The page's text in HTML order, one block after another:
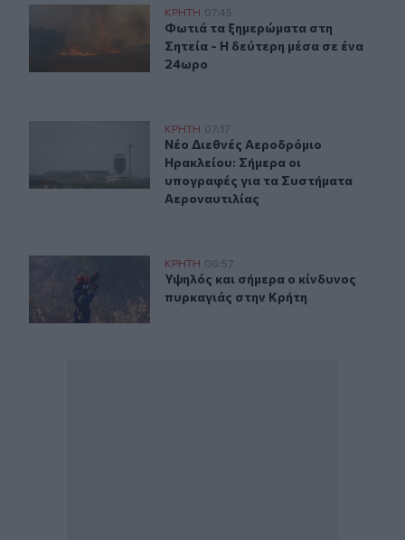
Λασίθι: Φωτιά τα ξημερώματα στη Σητεία - Η δεύτερη
ΚΡΗΤΗ 07:45
Φωτιά τα ξημερώματα στη Σητεία
Φωτιά τα ξημερώματα στη
Σητεία - Η δεύτερη μέσα σε ένα
24ωρο
Νέο Διεθνές Αεροδρόμιο Ηρακλείου: Σήμερα οι
ΚΡΗΤΗ 07:17
Νέο Διεθνές Αεροδρόμιο
Νέο Διεθνές Αεροδρόμιο
Ηρακλείου: Σήμερα οι
υπογραφές για τα Συστήματα
Αεροναυτιλίας
Υψηλός και σήμερα ο κίνδυνος πυρκαγιάς στην Κρήτη
ΚΡΗΤΗ 06:57
Υψηλός και σήμερα ο κίνδυνος
Υψηλός και σήμερα ο κίνδυνος
πυρκαγιάς στην Κρήτη